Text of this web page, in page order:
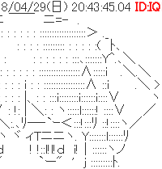
04/29(日) 20:43:45.04
ニ=- .
＞ ._
: ::::::::: : : : : :( ﾄ､
: : : : :::､:::::::Y^.､＼
: : : :::::::::::::::::∧:::::i .＼.＼
: : i : : :::::::::::::::::∧ ::i .＼ >
: |、: : :::i::::::::i::::::i::::∨ ヽ
: !: | ＼: : ヽ:::::l::::::! ::::∨ ／
─‐`ｰ＜:::!:::ﾘ ::!::::ヽ／
Tニニヽ. Y:::::::l::::::ﾘ
ｄ i!｜::::::ヽノ
" ' j :::::::::ﾄ.